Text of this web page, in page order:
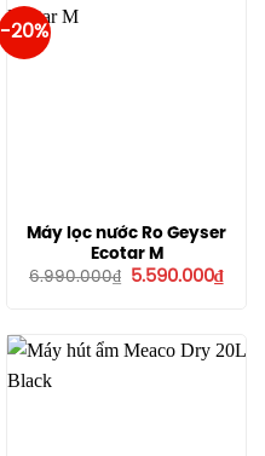
-20%
Máy lọc nước Ro Geyser
Ecotar M
6.990.000₫
Giá
5.590.000₫Giá